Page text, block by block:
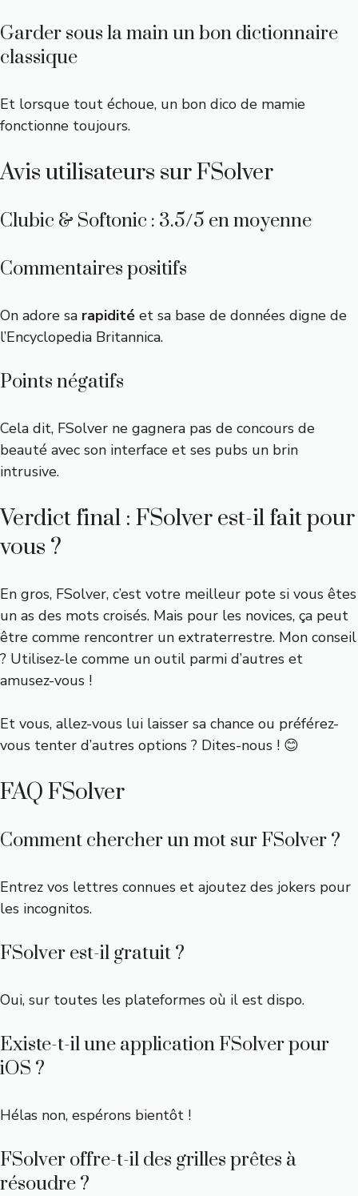
Garder sous la main un bon dictionnaire
classique
Et lorsque tout échoue, un bon dico de mamie
fonctionne toujours.
Avis utilisateurs sur FSolver
Clubic & Softonic : 3.5/5 en moyenne
Commentaires positifs
On adore sa rapidité et sa base de données digne de
l’Encyclopedia Britannica.
Points négatifs
Cela dit, FSolver ne gagnera pas de concours de
beauté avec son interface et ses pubs un brin
intrusive.
Verdict final : FSolver est-il fait pour
vous ?
En gros, FSolver, c’est votre meilleur pote si vous êtes
un as des mots croisés. Mais pour les novices, ça peut
être comme rencontrer un extraterrestre. Mon conseil
? Utilisez-le comme un outil parmi d’autres et
amusez-vous !
Et vous, allez-vous lui laisser sa chance ou préférez-
vous tenter d’autres options ? Dites-nous ! 😊
FAQ FSolver
Comment chercher un mot sur FSolver ?
Entrez vos lettres connues et ajoutez des jokers pour
les incognitos.
FSolver est-il gratuit ?
Oui, sur toutes les plateformes où il est dispo.
Existe-t-il une application FSolver pour
iOS ?
Hélas non, espérons bientôt !
FSolver offre-t-il des grilles prêtes à
résoudre ?